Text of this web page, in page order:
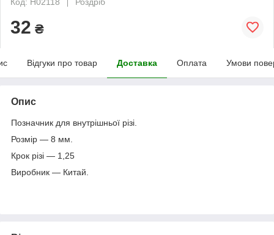
32 ₴
Відгуки про товар Доставка Оплата Умови
Опис
Позначник для внутрішньої різі.
Розмір — 8 мм.
Крок різі — 1,25
Виробник — Китай.